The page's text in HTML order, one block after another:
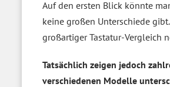
Auf den ersten Blick könnte
keine großen Unterschiede
großartiger Tastatur-Vergleich
Tatsächlich zeigen jedoch
verschiedenen Modelle